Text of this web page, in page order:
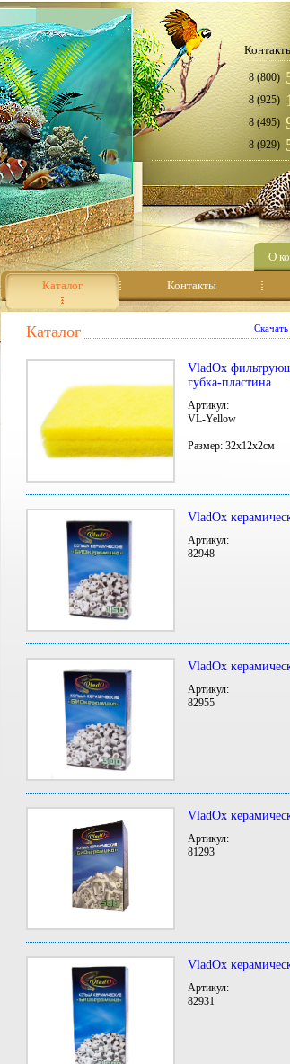
8 (800)
8 (925)
8 (495)
8 (929)
О
Каталог Контакты
Каталог
VladOx
губка-пластина
Артикул:
VL-Yellow
Размер: 32х12х2см
VladOx
Артикул:
82948
VladOx
Артикул:
82955
VladOx
Артикул:
81293
VladOx
Артикул:
82931